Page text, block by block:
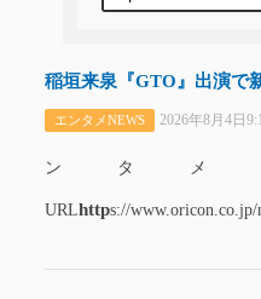
稲垣来泉『GTO』出演で
エンタメNEWS 2026年8月4日
ンタメ
URLhttps://www.oricon.co.jp/